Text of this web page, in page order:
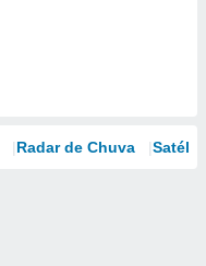
Radar de Chuva